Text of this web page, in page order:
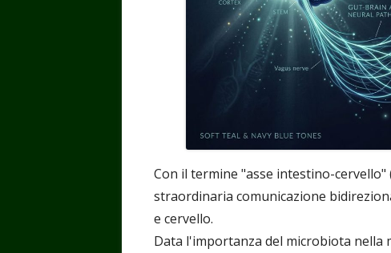
Con il termine "asse intestino-
straordinaria comunicazione
e cervello.
Data l'importanza del microbiota nella